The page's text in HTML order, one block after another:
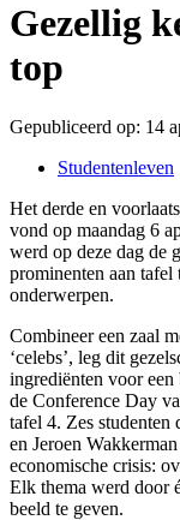
Gezellig
top
Gepubliceerd op: 14
Studentenleven
Het derde en
vond op maandag 6
werd op deze dag de
prominenten aan tafel
onderwerpen.
Combineer een zaal
‘celebs’, leg dit
ingrediënten voor een
de Conference Day
tafel 4. Zes
en Jeroen
economische crisis:
Elk thema werd door
beeld te geven.